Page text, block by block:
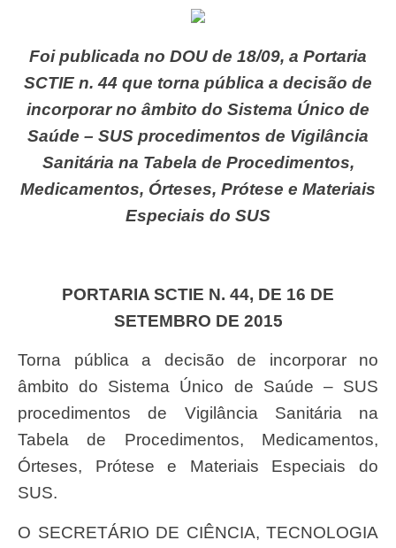
Foi publicada no DOU de 18/09, a Portaria
SCTIE n. 44 que torna pública a decisão de
incorporar no âmbito do Sistema Único de
Saúde – SUS procedimentos de Vigilância
Sanitária na Tabela de Procedimentos,
Medicamentos, Órteses, Prótese e Materiais
Especiais do SUS
PORTARIA SCTIE N. 44, DE 16 DE
SETEMBRO DE 2015
Torna pública a decisão de incorporar no
âmbito do Sistema Único de Saúde – SUS
procedimentos de Vigilância Sanitária na
Tabela de Procedimentos, Medicamentos,
Órteses, Prótese e Materiais Especiais do
SUS.
O SECRETÁRIO DE CIÊNCIA, TECNOLOGIA